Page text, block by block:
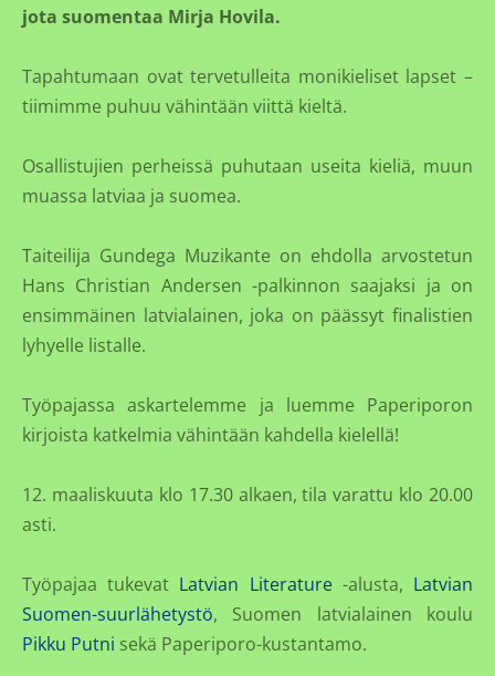
jota suomentaa Mirja Hovila.
Tapahtumaan ovat tervetulleita monikieliset lapset –
tiimimme puhuu vähintään viittä kieltä.
Osallistujien perheissä puhutaan useita kieliä, muun
muassa latviaa ja suomea.
Taiteilija Gundega Muzikante on ehdolla arvostetun
Hans Christian Andersen -palkinnon saajaksi ja on
ensimmäinen latvialainen, joka on päässyt finalistien
lyhyelle listalle.
Työpajassa askartelemme ja luemme Paperiporon
kirjoista katkelmia vähintään kahdella kielellä!
12. maaliskuuta klo 17.30 alkaen, tila varattu klo 20.00
asti.
Työpajaa tukevat Latvian Literature-alusta, Latvian
Suomen-suurlähetystö, Suomen latvialainen koulu
Pikku Putni sekä Paperiporo-kustantamo.